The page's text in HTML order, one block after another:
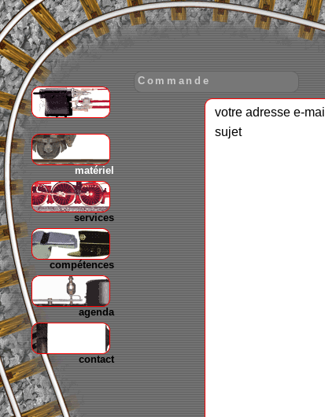
matériel
services
compétences
agenda
contact
Commande
votre adresse e-mail
sujet